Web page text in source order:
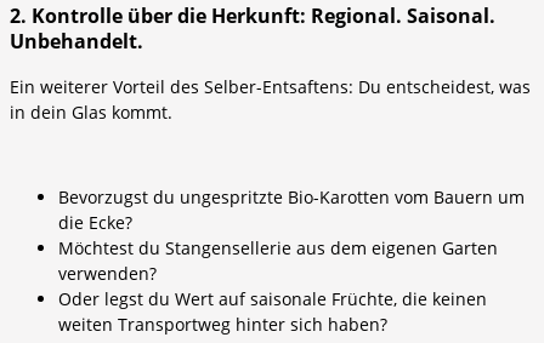
2. Kontrolle über die Herkunft: Regional. Saisonal.
Unbehandelt.
Ein weiterer Vorteil des Selber-Entsaftens: Du entscheidest, was
in dein Glas kommt.
Bevorzugst du ungespritzte Bio-Karotten vom Bauern um
die Ecke?
Möchtest du Stangensellerie aus dem eigenen Garten
verwenden?
Oder legst du Wert auf saisonale Früchte, die keinen
weiten Transportweg hinter sich haben?